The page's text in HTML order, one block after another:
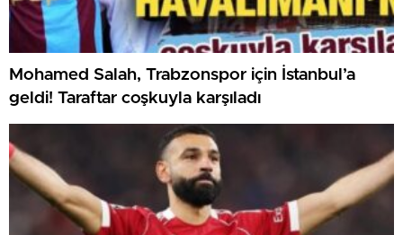
Mohamed Salah, Trabzonspor için İstanbul’a
geldi! Taraftar coşkuyla karşıladı